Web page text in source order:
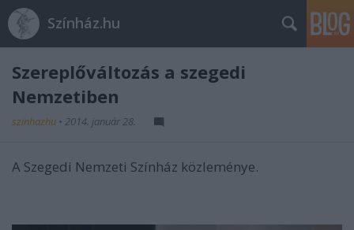
Színház.hu
Szereplőváltozás a szegedi
Nemzetiben
szinhazhu • 2014. január 28.
A Szegedi Nemzeti Színház közleménye.